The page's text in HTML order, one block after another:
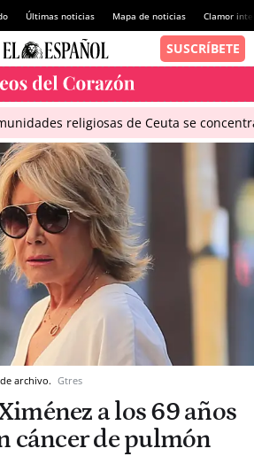
Últimas noticias Mapa de noticias Clamor
religiosas de Ceuta se
archivo. Gtres
a los 69 años
cáncer de pulmón